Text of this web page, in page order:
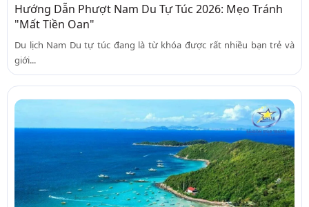
Hướng Dẫn Phượt Nam Du Tự Túc 2026: Mẹo Tránh
"Mất Tiền Oan"
Du lịch Nam Du tự túc đang là từ khóa được rất nhiều bạn trẻ và
giới...